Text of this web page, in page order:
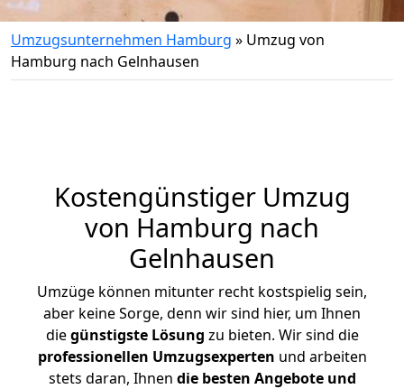
Umzugsunternehmen Hamburg » Umzug von
Hamburg nach Gelnhausen
Kostengünstiger Umzug
von Hamburg nach
Gelnhausen
Umzüge können mitunter recht kostspielig sein,
aber keine Sorge, denn wir sind hier, um Ihnen
diegünstigste Lösung zu bieten. Wir sind die
professionellen Umzugsexperten und arbeiten
stets daran, Ihnen die besten Angebote und